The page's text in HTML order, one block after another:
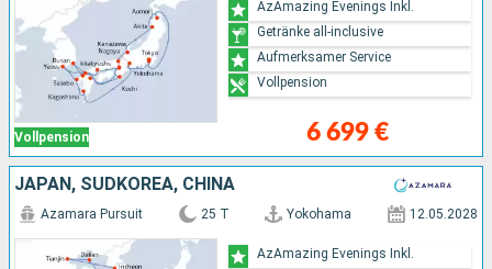
Vollpension 6 699 €
AzAmazing Evenings Inkl.
Getränke all-inclusive
Aufmerksamer Service
Vollpension
JAPAN, SÜDKOREA, CHINA
Azamara Pursuit 25 T Yokohama 12.05.2028
AzAmazing Evenings Inkl.